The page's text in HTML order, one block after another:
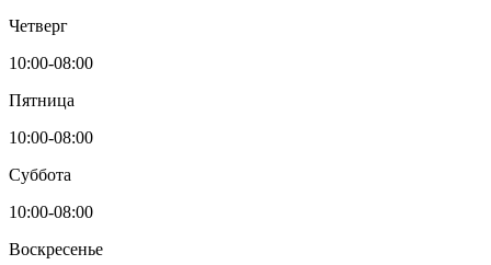
Четверг
10:00-08:00
Пятница
10:00-08:00
Суббота
10:00-08:00
Воскресенье